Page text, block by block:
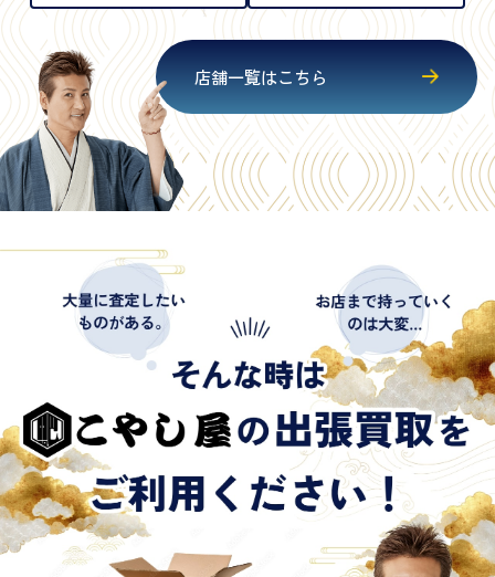
店舗一覧はこちら